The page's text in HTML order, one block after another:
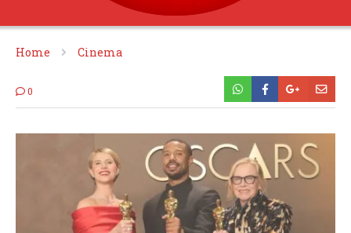
Home Cinema
0